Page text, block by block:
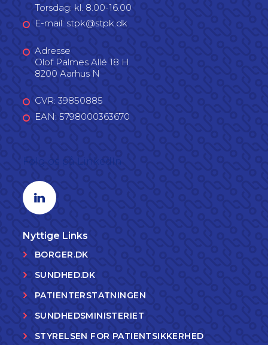
Torsdag: kl. 8.00-16.00
E-mail: stpk@stpk.dk
Adresse
Olof Palmes Allé 18 H
8200 Aarhus N
CVR: 39850885
EAN: 5798000363670
Linkedin profil
Nyttige Links
BORGER.DK
SUNDHED.DK
PATIENTERSTATNINGEN
SUNDHEDSMINISTERIET
STYRELSEN FOR PATIENTSIKKERHED